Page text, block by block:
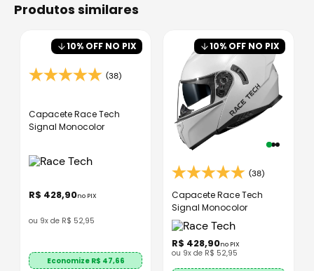
produtos similares
10% OFF NO PIX
(38)
Capacete Race Tech
Signal Monocolor
R$ 428,90no PIX
ou 9x de R$ 52,95
Economize R$ 47,66
10% OFF NO PIX
(38)
Capacete Race Tech
Signal Monocolor
R$ 428,90no PIX
ou 9x de R$ 52,95